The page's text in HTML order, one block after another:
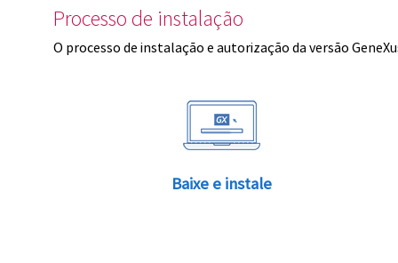
Processo de instalação
O processo de instalação e autorização da versão
Baixe e instale